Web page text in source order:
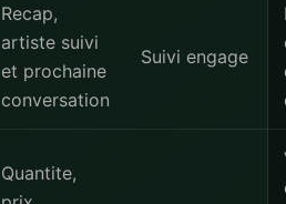
Recap,
artiste suivi
et prochaine
conversation
Suivi engage
Quantite,